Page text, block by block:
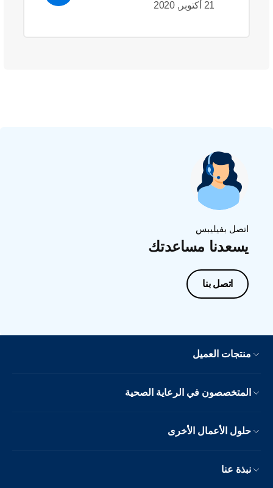
21 أكتوبر, 2020
اتصل بفيليبس
يسعدنا مساعدتك
اتصل بنا
منتجات العميل
المتخصصون في الرعاية الصحية
حلول الأعمال الأخرى
نبذة عنا